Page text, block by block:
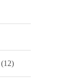
(12)